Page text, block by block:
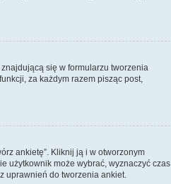
znajdującą się w formularzu tworzenia
za każdym razem pisząc post,
ankietę”. Kliknij ją i w otworzonym
użytkownik może wybrać, wyznaczyć czas
uprawnień do tworzenia ankiet.